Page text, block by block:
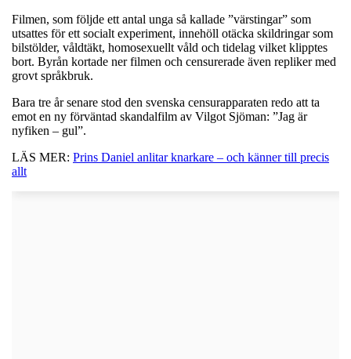
Filmen, som följde ett antal unga så kallade ”värstingar” som
utsattes för ett socialt experiment, innehöll otäcka skildringar som
bilstölder, våldtäkt, homosexuellt våld och tidelag vilket klipptes
bort. Byrån kortade ner filmen och censurerade även repliker med
grovt språkbruk.
Bara tre år senare stod den svenska censurapparaten redo att ta
emot en ny förväntad skandalfilm av Vilgot Sjöman: ”Jag är
nyfiken – gul”.
LÄS MER: Prins Daniel anlitar knarkare – och känner till precis
allt